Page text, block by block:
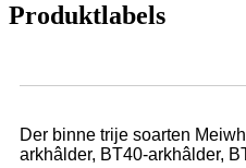
Produktlabels
Der binne trije soarten
arkhâlder, BT40-arkhâlder,